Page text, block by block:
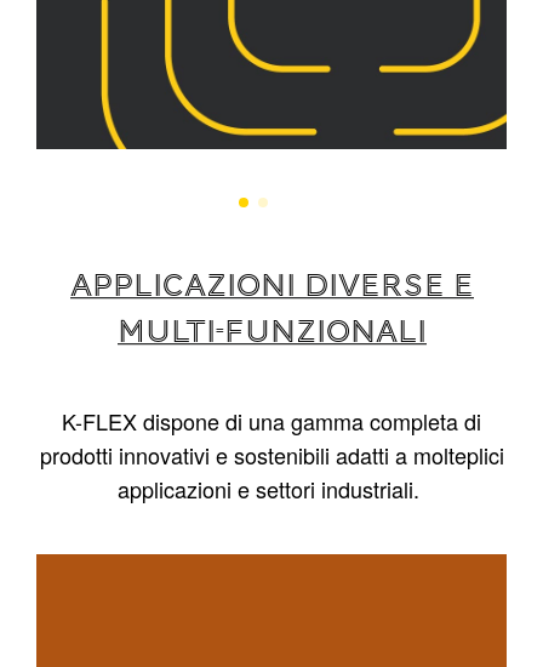
APPLICAZIONI DIVERSE E
MULTI-FUNZIONALI
K-FLEX dispone di una gamma completa di
prodotti innovativi e sostenibili adatti a molteplici
applicazioni e settori industriali.